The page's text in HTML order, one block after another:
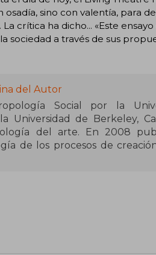
sino con valentía, para
crítica ha dicho... «Este ensayo
a través de sus
del Autor
Social por la
Universidad de Berkeley,
del arte. En 2008
de los procesos de
Sus ensayos han sido